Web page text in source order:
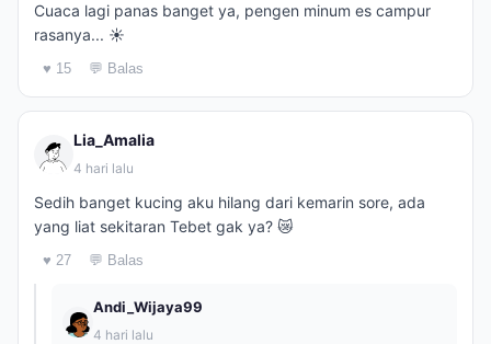
Cuaca lagi panas banget ya, pengen minum es campur
rasanya... ☀️
♥ 15 💬 Balas
Lia_Amalia
4 hari lalu
Sedih banget kucing aku hilang dari kemarin sore, ada
yang liat sekitaran Tebet gak ya? 😿
♥ 27 💬 Balas
Andi_Wijaya99
4 hari lalu